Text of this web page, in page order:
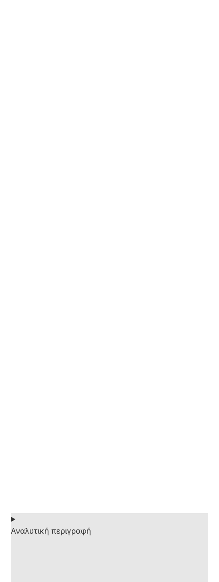
Αναλυτική περιγραφή